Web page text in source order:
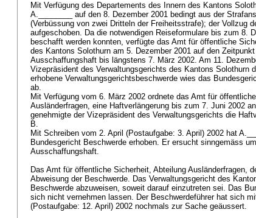
Mit Verfügung des Departements des Innern des Kantons
A.________ auf den 8. Dezember 2001 bedingt aus der
(Verbüssung von zwei Dritteln der Freiheitsstrafe); der Vollzug
aufgeschoben. Da die notwendigen Reiseformulare bis zum 8.
beschafft werden konnten, verfügte das Amt für öffentliche
des Kantons Solothurn am 5. Dezember 2001 auf den
Ausschaffungshaft bis längstens 7. März 2002. Am 11.
Vizepräsident des Verwaltungsgerichts des Kantons Solothurn
erhobene Verwaltungsgerichtsbeschwerde wies das
ab.
Mit Verfügung vom 6. März 2002 ordnete das Amt für
Ausländerfragen, eine Haftverlängerung bis zum 7. Juni 2002
genehmigte der Vizepräsident des Verwaltungsgerichts die
B.
Mit Schreiben vom 2. April (Postaufgabe: 3. April) 2002 hat
Bundesgericht Beschwerde erhoben. Er ersucht sinngemäss
Ausschaffungshaft.
Das Amt für öffentliche Sicherheit, Abteilung Ausländerfragen,
Abweisung der Beschwerde. Das Verwaltungsgericht des
Beschwerde abzuweisen, soweit darauf einzutreten sei. Das
sich nicht vernehmen lassen. Der Beschwerdeführer hat sich
(Postaufgabe: 12. April) 2002 nochmals zur Sache geäussert.